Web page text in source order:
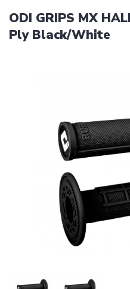
ODI GRIPS MX
Ply Black/White